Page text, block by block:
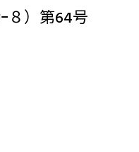
）第64号